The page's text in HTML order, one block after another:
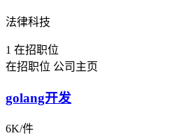
法律科技
1 在招职位
在招职位 公司主页
golang开发
6K/件